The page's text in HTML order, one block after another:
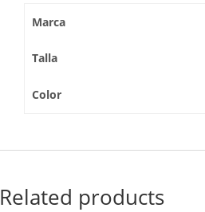
Marca
Talla
Color
Related products